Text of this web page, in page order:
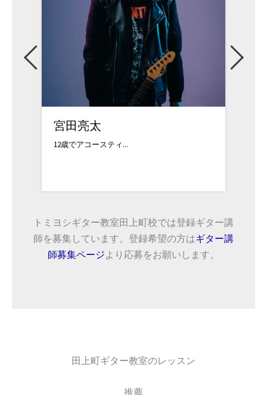
宮田亮太
12歳でアコースティ...
トミヨシギター教室田上町校では登録ギター講
師を募集しています。登録希望の方はギター講
師募集ページより応募をお願いします。
田上町ギター教室のレッスン
推薦